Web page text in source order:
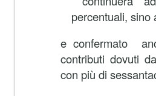
percentuali, sino
e confermato
contributi dovuti
con più di